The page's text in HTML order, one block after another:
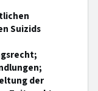
Suizids
der